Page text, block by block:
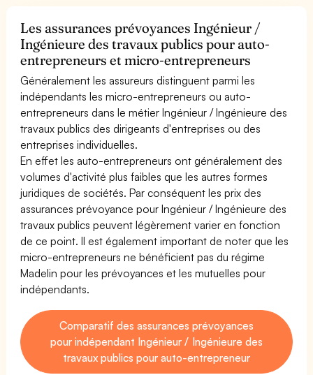
Les assurances prévoyances Ingénieur /
Ingénieure des travaux publics pour auto-
entrepreneurs et micro-entrepreneurs
Généralement les assureurs distinguent parmi les
indépendants les micro-entrepreneurs ou auto-
entrepreneurs dans le métier Ingénieur / Ingénieure des
travaux publics des dirigeants d'entreprises ou des
entreprises individuelles.
En effet les auto-entrepreneurs ont généralement des
volumes d'activité plus faibles que les autres formes
juridiques de sociétés. Par conséquent les prix des
assurances prévoyance pour Ingénieur / Ingénieure des
travaux publics peuvent légèrement varier en fonction
de ce point. Il est également important de noter que les
micro-entrepreneurs ne bénéficient pas du régime
Madelin pour les prévoyances et les mutuelles pour
indépendants.
Comparatif des assurances prévoyances
pour indépendant Ingénieur / Ingénieure des
travaux publics pour auto-entrepreneur